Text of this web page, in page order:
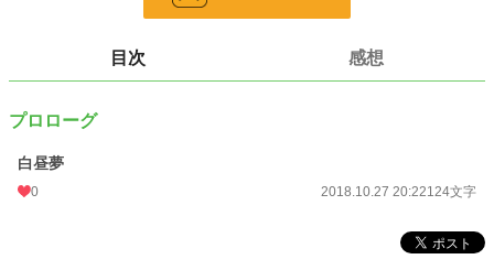
2018.10.27 20:22
目次 感想
プロローグ
白昼夢
0 2018.10.27 20:22124文字